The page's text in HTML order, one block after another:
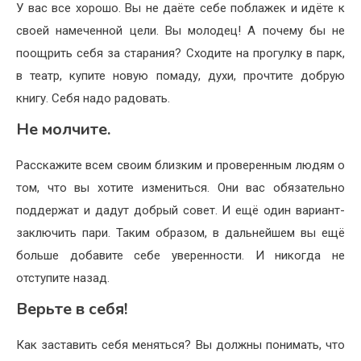
У вас все хорошо. Вы не даёте себе поблажек и идёте к
своей намеченной цели. Вы молодец! А почему бы не
поощрить себя за старания? Сходите на прогулку в парк,
в театр, купите новую помаду, духи, прочтите добрую
книгу. Себя надо радовать.
Не молчите.
Расскажите всем своим близким и проверенным людям о
том, что вы хотите измениться. Они вас обязательно
поддержат и дадут добрый совет. И ещё один вариант-
заключить пари. Таким образом, в дальнейшем вы ещё
больше добавите себе уверенности. И никогда не
отступите назад.
Верьте в себя!
Как заставить себя меняться? Вы должны понимать, что